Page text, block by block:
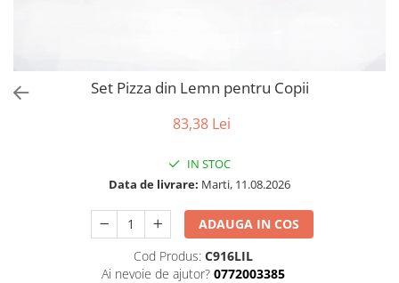
Set Pizza din Lemn pentru Copii
83,38 Lei
IN STOC
Data de livrare: Marti, 11.08.2026
ADAUGA IN COS
Cod Produs: C916LIL
Ai nevoie de ajutor? 0772003385